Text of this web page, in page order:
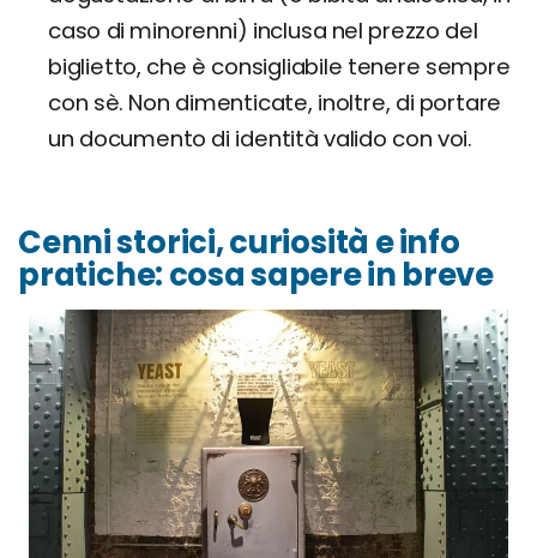
caso di minorenni) inclusa nel prezzo del
biglietto, che è consigliabile tenere sempre
con sè. Non dimenticate, inoltre, di portare
un documento di identità valido con voi.
Cenni storici, curiosità e info
pratiche: cosa sapere in breve